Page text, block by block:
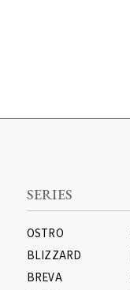
SERIES
OSTRO
BLIZZARD
BREVA